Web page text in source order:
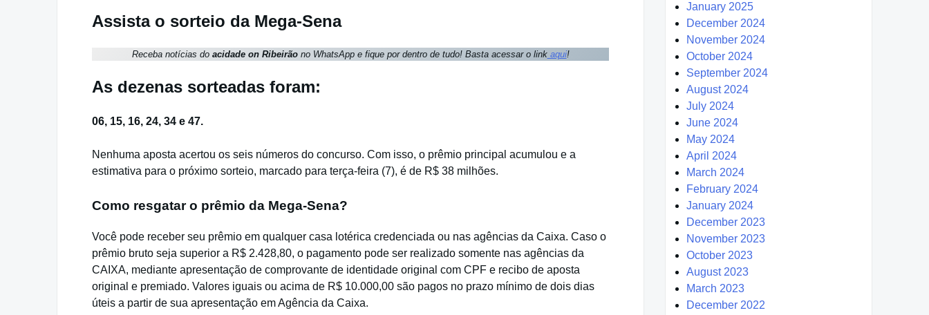
Assista o sorteio da Mega-Sena
Receba notícias do acidade on Ribeirão no WhatsApp e fique por dentro de tudo! Basta acessar o linkaqui!
As dezenas sorteadas foram:
06, 15, 16, 24, 34 e 47.
Nenhuma aposta acertou os seis números do concurso. Com isso, o prêmio principal acumulou e a
estimativa para o próximo sorteio, marcado para terça-feira (7), é de R$ 38 milhões.
Como resgatar o prêmio da Mega-Sena?
Você pode receber seu prêmio em qualquer casa lotérica credenciada ou nas agências da Caixa. Caso o
prêmio bruto seja superior a R$ 2.428,80, o pagamento pode ser realizado somente nas agências da
CAIXA, mediante apresentação de comprovante de identidade original com CPF e recibo de aposta
original e premiado. Valores iguais ou acima de R$ 10.000,00 são pagos no prazo mínimo de dois dias
úteis a partir de sua apresentação em Agência da Caixa.
January 2025
December 2024
November 2024
October 2024
September 2024
August 2024
July 2024
June 2024
May 2024
April 2024
March 2024
February 2024
January 2024
December 2023
November 2023
October 2023
August 2023
March 2023
December 2022